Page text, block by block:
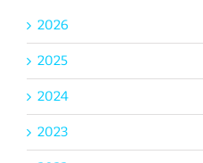
2026
2025
2024
2023